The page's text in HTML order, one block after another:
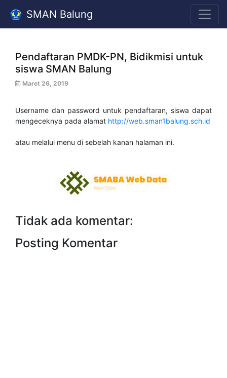
SMAN Balung
Pendaftaran PMDK-PN, Bidikmisi untuk
siswa SMAN Balung
Maret 26, 2019
Username dan password untuk pendaftaran, siswa dapat
mengeceknya pada alamat http://web.sman1balung.sch.id
atau melalui menu di sebelah kanan halaman ini.
Tidak ada komentar:
Posting Komentar